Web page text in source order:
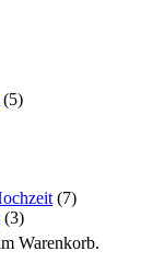
Warenkorb.
(5)
(7)
(3)